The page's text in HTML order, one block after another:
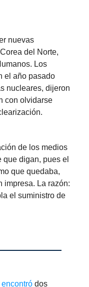
nuevas
del Norte,
Los
el año pasado
nucleares, dijeron
con olvidarse
de los medios
digan, pues el
que quedaba,
impresa. La razón:
el suministro de
encontró dos